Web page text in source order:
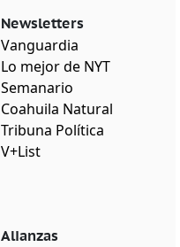
Newsletters
Vanguardia
Lo mejor de NYT
Semanario
Coahuila Natural
Tribuna Política
V+List
Alianzas